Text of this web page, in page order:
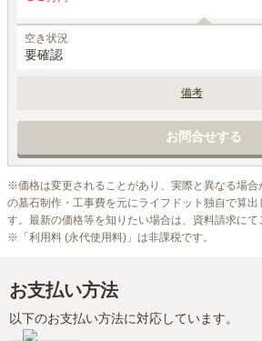
空き状況
要確認
備考
お問合せする
※価格は変更されることがあり、実際と異なる場
の墓石制作・工事費を元にライフドット独自で算出
す。最新の価格等を知りたい場合は、資料請求にて
※「利用料 (永代使用料)」は非課税です。
お支払い方法
以下のお支払い方法に対応しています。